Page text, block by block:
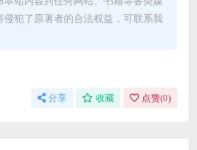
犯了原著者的合法权益，可联系我
分享 收藏 点赞(0)